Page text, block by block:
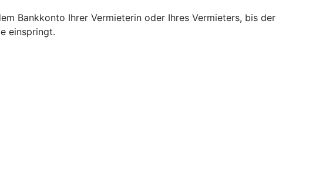
Bankkonto Ihrer Vermieterin oder Ihres Vermieters, bis der
einspringt.